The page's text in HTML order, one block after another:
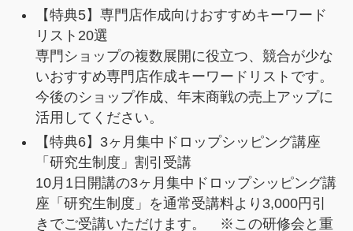
【特典5】専門店作成向けおすすめキーワード
リスト20選
専門ショップの複数展開に役立つ、競合が少な
いおすすめ専門店作成キーワードリストです。
今後のショップ作成、年末商戦の売上アップに
活用してください。
【特典6】3ヶ月集中ドロップシッピング講座
「研究生制度」割引受講
10月1日開講の3ヶ月集中ドロップシッピング講
座「研究生制度」を通常受講料より3,000円引
きでご受講いただけます。 ※この研修会と重